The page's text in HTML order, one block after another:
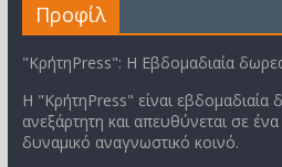
Προφίλ
"ΚρήτηPress": Η Εβδομαδιαία
Η "ΚρήτηPress" είναι εβδομαδιαία
ανεξάρτητη και απευθύνεται σε ένα
δυναμικό αναγνωστικό κοινό.